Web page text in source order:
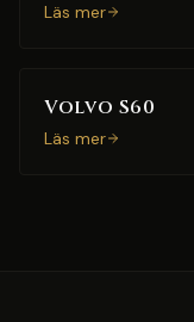
Läs mer
Volvo S60
Läs mer